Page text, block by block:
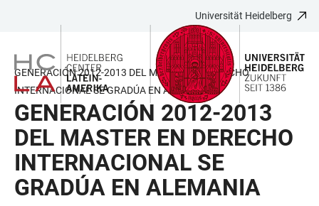
ZUR
BARRIEREFREIHEIT
Universität Heidelberg
GENERACIÓN 2012-2013 DEL MASTER EN DERECHO
INTERNACIONAL SE GRADÚA EN ALEMANIA
GENERACIÓN 2012-2013
DEL MASTER EN DERECHO
INTERNACIONAL SE
GRADÚA EN ALEMANIA